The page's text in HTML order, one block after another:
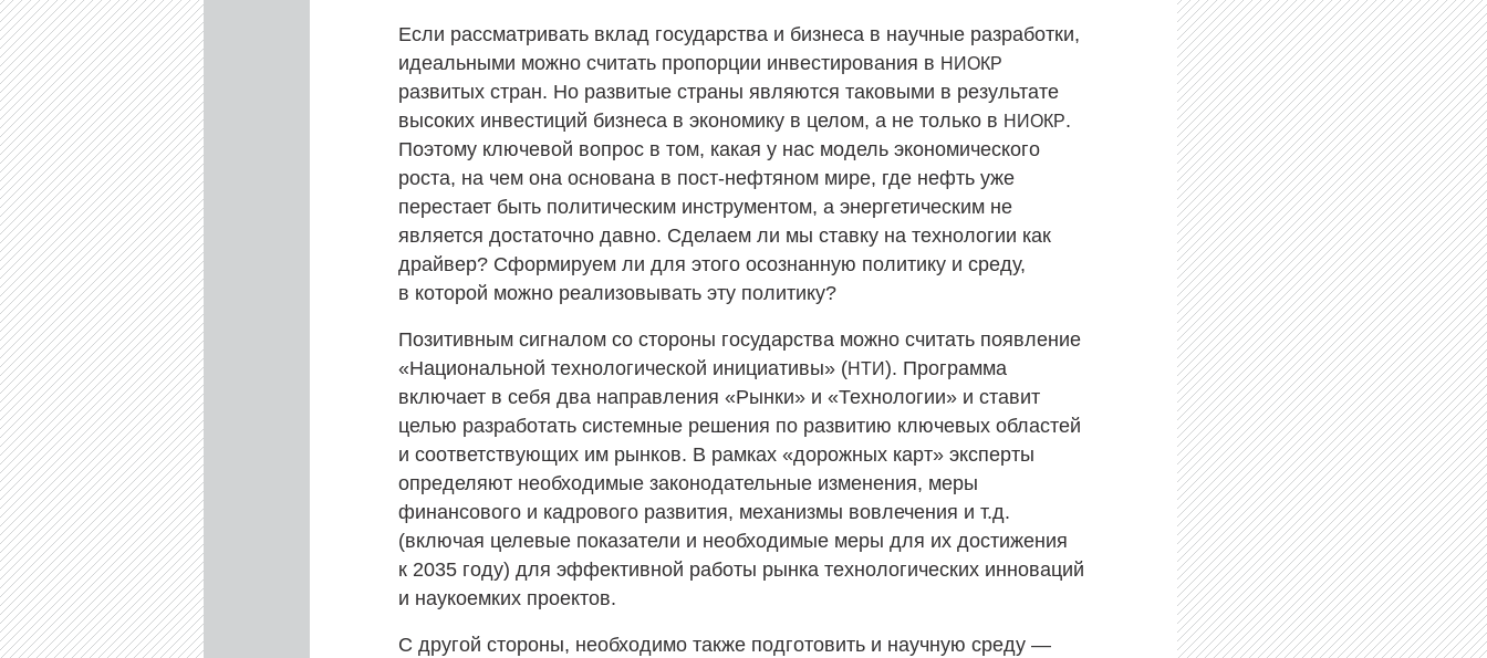
Если рассматривать вклад государства и бизнеса в научные разработки,
идеальными можно считать пропорции инвестирования в НИОКР
развитых стран. Но развитые страны являются таковыми в результате
высоких инвестиций бизнеса в экономику в целом, а не только в НИОКР.
Поэтому ключевой вопрос в том, какая у нас модель экономического
роста, на чем она основана в пост-нефтяном мире, где нефть уже
перестает быть политическим инструментом, а энергетическим не
является достаточно давно. Сделаем ли мы ставку на технологии как
драйвер? Сформируем ли для этого осознанную политику и среду,
в которой можно реализовывать эту политику?
Позитивным сигналом со стороны государства можно считать появление
«Национальной технологической инициативы» (НТИ). Программа
включает в себя два направления «Рынки» и «Технологии» и ставит
целью разработать системные решения по развитию ключевых областей
и соответствующих им рынков. В рамках «дорожных карт» эксперты
определяют необходимые законодательные изменения, меры
финансового и кадрового развития, механизмы вовлечения и т.д.
(включая целевые показатели и необходимые меры для их достижения
к 2035 году) для эффективной работы рынка технологических инноваций
и наукоемких проектов.
С другой стороны, необходимо также подготовить и научную среду —